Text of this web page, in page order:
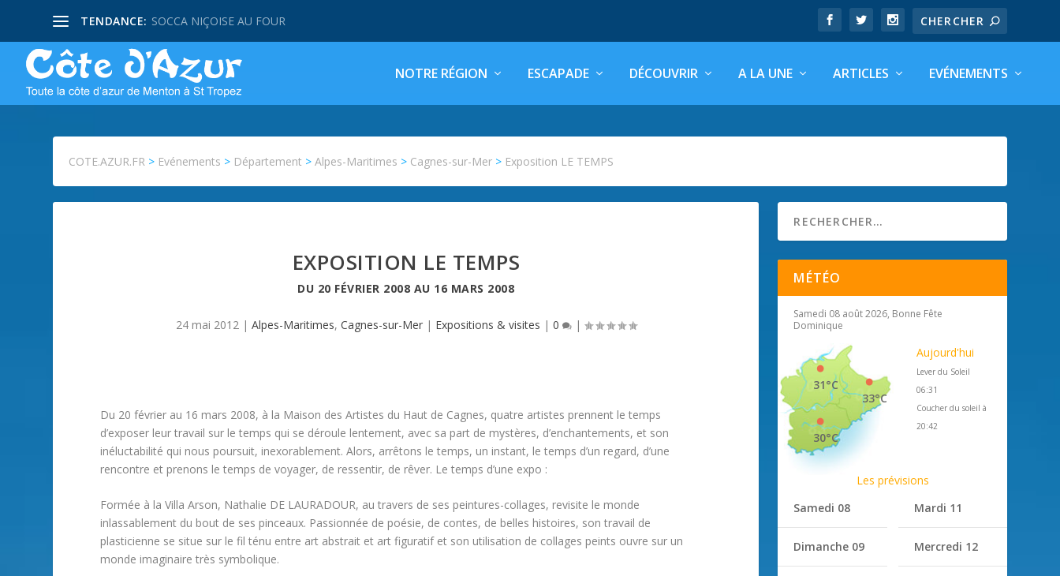
TENDANCE: SOCCA NIÇOISE AU FOUR
NOTRE RÉGION ESCAPADE DÉCOUVRIR A LA UNE ARTICLES EVÉNEMENTS
COTE.AZUR.FR > Evénements > Département >Alpes-Maritimes > Cagnes-sur-Mer > Exposition LE TEMPS
EXPOSITION LE TEMPS
DU 20 FÉVRIER 2008 AU 16 MARS 2008
24 mai 2012| Alpes-Maritimes, Cagnes-sur-Mer| Expositions & visites | 0 |
Du 20 février au 16 mars 2008, à la Maison des Artistes du Haut de Cagnes, quatre artistes prennent le temps
d’exposer leur travail sur le temps qui se déroule lentement, avec sa part de mystères, d’enchantements, et son
inéluctabilité qui nous poursuit, inexorablement. Alors, arrêtons le temps, un instant, le temps d’un regard, d’une
rencontre et prenons le temps de voyager, de ressentir, de rêver. Le temps d’une expo :
Formée à la Villa Arson, Nathalie DE LAURADOUR, au travers de ses peintures-collages, revisite le monde
inlassablement du bout de ses pinceaux. Passionnée de poésie, de contes, de belles histoires, son travail de
plasticienne se situe sur le fil ténu entre art abstrait et art figuratif et son utilisation de collages peints ouvre sur un
monde imaginaire très symbolique.
MÉTÉO
Samedi 08 août 2026, Bonne Fête
Dominique
33°C
31°C
30°C
Aujourd'hui
Lever du Soleil
06:31
Coucher du soleil à
20:42
Les prévisions
Samedi 08
Dimanche 09
Mardi 11
Mercredi 12